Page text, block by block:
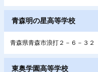
青森明の星高等学校
青森県青森市浪打２－６－３２
東奥学園高等学校